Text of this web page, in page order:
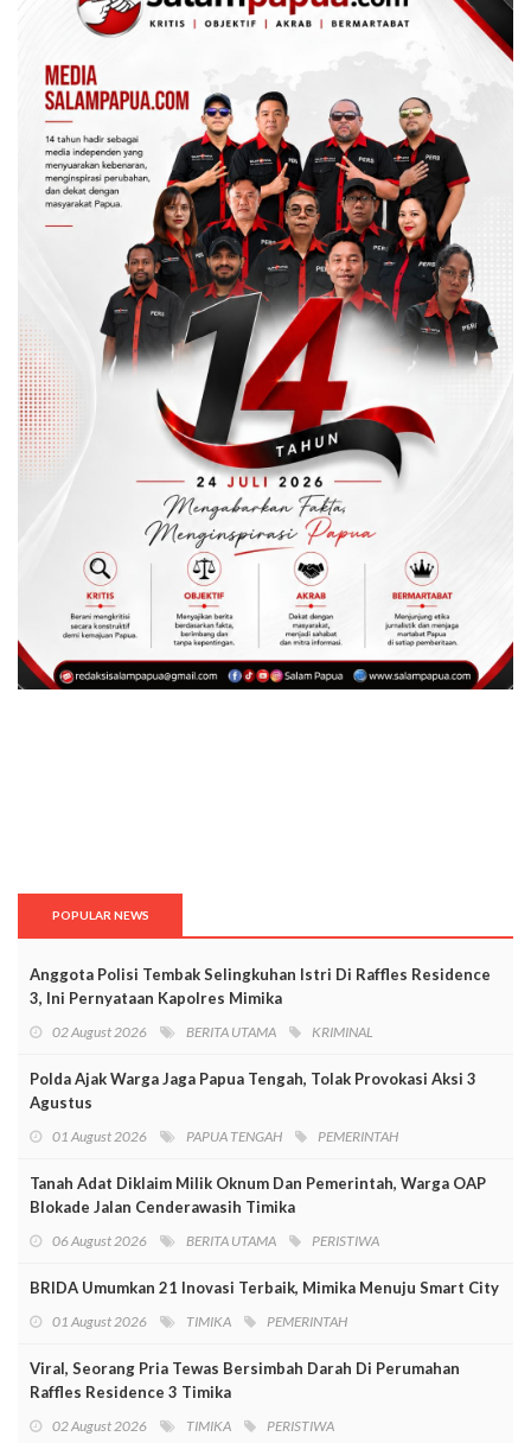
POPULAR NEWS
Anggota Polisi Tembak Selingkuhan Istri Di Raffles Residence
3, Ini Pernyataan Kapolres Mimika
02 August 2026 BERITA UTAMA KRIMINAL
Polda Ajak Warga Jaga Papua Tengah, Tolak Provokasi Aksi 3
Agustus
01 August 2026 PAPUA TENGAH PEMERINTAH
Tanah Adat Diklaim Milik Oknum Dan Pemerintah, Warga OAP
Blokade Jalan Cenderawasih Timika
06 August 2026 BERITA UTAMA PERISTIWA
BRIDA Umumkan 21 Inovasi Terbaik, Mimika Menuju Smart City
01 August 2026 TIMIKA PEMERINTAH
Viral, Seorang Pria Tewas Bersimbah Darah Di Perumahan
Raffles Residence 3 Timika
02 August 2026 TIMIKA PERISTIWA